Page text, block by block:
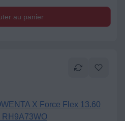
au panier